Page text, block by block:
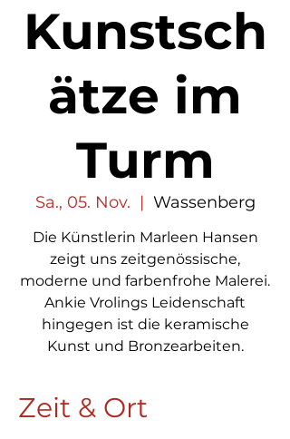
Kunstsch
ätze im
Turm
Sa., 05. Nov.
  |
Wassenberg
Die Künstlerin Marleen Hansen
zeigt uns zeitgenössische,
moderne und farbenfrohe Malerei.
Ankie Vrolings Leidenschaft
hingegen ist die keramische
Kunst und Bronzearbeiten.
Zeit & Ort